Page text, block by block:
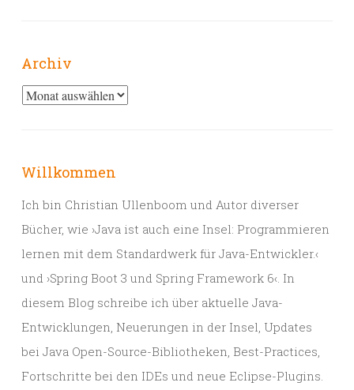
Archiv
Archiv
Willkommen
Ich bin Christian Ullenboom und Autor diverser
Bücher, wie ›Java ist auch eine Insel: Programmieren
lernen mit dem Standardwerk für Java-Entwickler.‹
und ›Spring Boot 3 und Spring Framework 6‹. In
diesem Blog schreibe ich über aktuelle Java-
Entwicklungen, Neuerungen in der Insel, Updates
bei Java Open-Source-Bibliotheken, Best-Practices,
Fortschritte bei den IDEs und neue Eclipse-Plugins.